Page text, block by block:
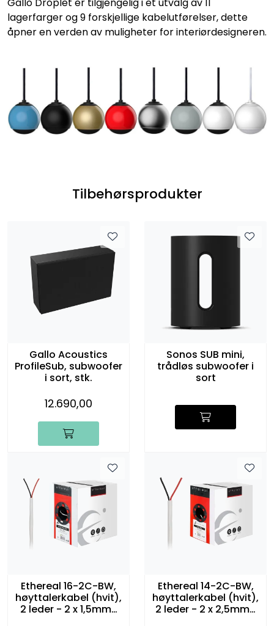
lagerfarger og 9 forskjellige kabelutførelser, dette
åpner en verden av muligheter for interiørdesigneren.
Tilbehørsprodukter
Gallo Acoustics
ProfileSub, subwoofer
i sort, stk.
12.690,00
Sonos SUB mini,
trådløs subwoofer i
sort
Ethereal 16-2C-BW,
høyttalerkabel (hvit),
2 leder - 2 x 1,5mm2
Ethereal 14-2C-BW,
høyttalerkabel (hvit),
2 leder - 2 x 2,5mm2